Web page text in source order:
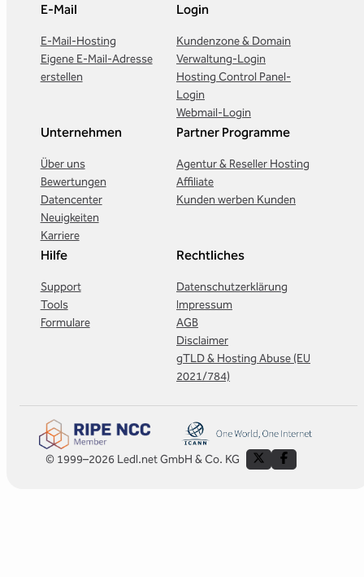
E-Mail
E-Mail-Hosting
Eigene E-Mail-Adresse
erstellen
Login
Kundenzone & Domain
Verwaltung-Login
Hosting Control Panel-
Login
Webmail-Login
Unternehmen
Über uns
Bewertungen
Datencenter
Neuigkeiten
Karriere
Partner Programme
Agentur & Reseller Hosting
Affiliate
Kunden werben Kunden
Hilfe
Support
Tools
Formulare
Rechtliches
Datenschutzerklärung
Impressum
AGB
Disclaimer
gTLD & Hosting Abuse (EU
2021/784)
© 1999–2026 Ledl.net GmbH & Co. KG